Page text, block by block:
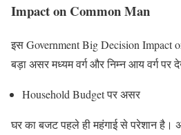
Impact on Common Man
इस Government Big Decision Impact
बड़ा असर मध्यम वर्ग और निम्न आय वर्ग पर
Household Budget पर असर
घर का बजट पहले ही महंगाई से परेशान है।